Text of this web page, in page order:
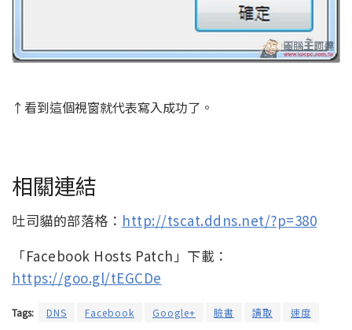
↑看到這個視窗就代表寫入成功了。
相關連結
吐司貓的部落格： http://tscat.ddns.net/?p=380
「Facebook Hosts Patch」下載：
https://goo.gl/tEGCDe
Tags: DNS Facebook Google+ 臉書 讀取 速度